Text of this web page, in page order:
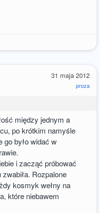
31 maja 2012
proza
między jednym a
po krótkim namyśle
go było widać w
i zacząć próbować
Rozpalone
kosmyk wełny na
które niebawem